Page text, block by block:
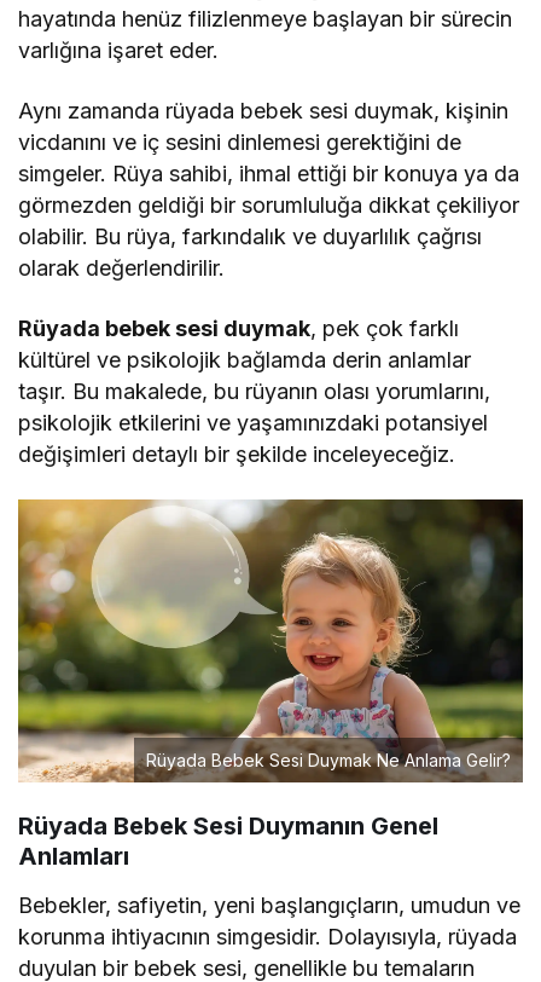
hayatında henüz filizlenmeye başlayan bir sürecin
varlığına işaret eder.
Aynı zamanda rüyada bebek sesi duymak, kişinin
vicdanını ve iç sesini dinlemesi gerektiğini de
simgeler. Rüya sahibi, ihmal ettiği bir konuya ya da
görmezden geldiği bir sorumluluğa dikkat çekiliyor
olabilir. Bu rüya, farkındalık ve duyarlılık çağrısı
olarak değerlendirilir.
Rüyada bebek sesi duymak, pek çok farklı
kültürel ve psikolojik bağlamda derin anlamlar
taşır. Bu makalede, bu rüyanın olası yorumlarını,
psikolojik etkilerini ve yaşamınızdaki potansiyel
değişimleri detaylı bir şekilde inceleyeceğiz.
Rüyada Bebek Sesi Duymak Ne Anlama Gelir?
Rüyada Bebek Sesi Duymanın Genel
Anlamları
Bebekler, safiyetin, yeni başlangıçların, umudun ve
korunma ihtiyacının simgesidir. Dolayısıyla, rüyada
duyulan bir bebek sesi, genellikle bu temaların